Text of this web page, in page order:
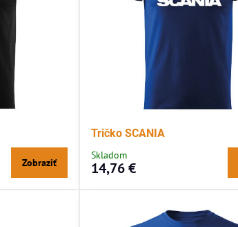
Zobraziť
Tričko SCANIA
Skladom
14,76 €